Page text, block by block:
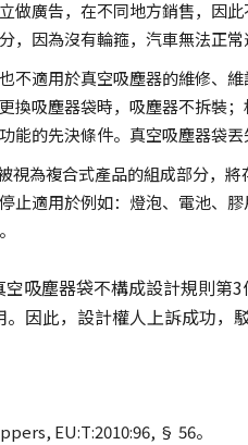
做廣告，在不同地方銷售，因
，因為沒有輪箍，汽車無法正常
不適用於真空吸塵器的維修、
換吸塵器袋時，吸塵器不拆裝
能的先決條件。真空吸塵器袋
視為複合式產品的組成部分，
止適用於例如：燈泡、電池、
吸塵器袋不構成設計規則第
因此，設計權人上訴成功，
EU:T:2010:96, § 56。